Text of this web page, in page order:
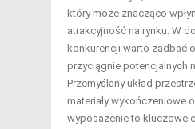
który może znacząco
atrakcyjność na rynku. W
konkurencji warto zadbać
przyciągnie potencjalnych
Przemyślany układ
materiały wykończeniowe
wyposażenie to kluczowe